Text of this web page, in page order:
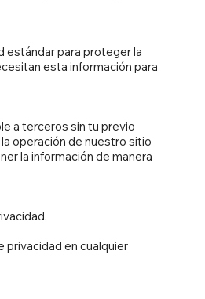
estándar para proteger la
esta información para
a terceros sin tu previo
operación de nuestro sitio
la información de manera
privacidad en cualquier